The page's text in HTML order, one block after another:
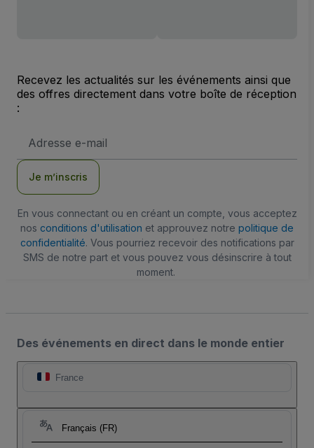
Recevez les actualités sur les événements ainsi que
des offres directement dans votre boîte de réception
:
e-
Je m’inscris
En vous connectant ou en créant un compte, vous acceptez
nos conditions d'utilisation et approuvez notre politique de
confidentialité. Vous pourriez recevoir des notifications par
SMS de notre part et vous pouvez vous désinscrire à tout
moment.
Des événements en direct dans le monde entier
France
Français (FR)